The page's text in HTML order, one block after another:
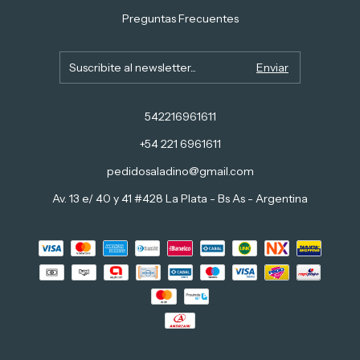
Preguntas Frecuentes
542216961611
+54 221 6961611
pedidosaladino@gmail.com
Av. 13 e/ 40 y 41 #428 La Plata - Bs As - Argentina